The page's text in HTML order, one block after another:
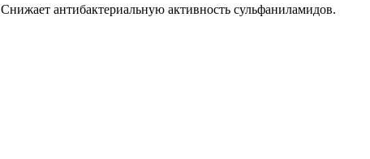
Снижает антибактериальную активность сульфаниламидов.